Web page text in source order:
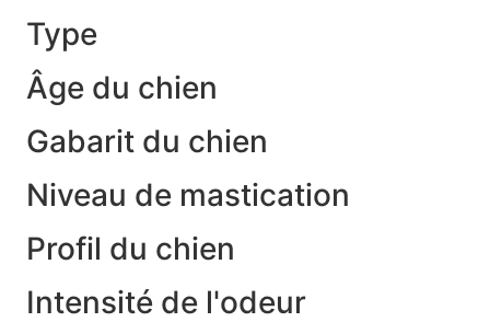
Type
Âge du chien
Gabarit du chien
Niveau de mastication
Profil du chien
Intensité de l'odeur